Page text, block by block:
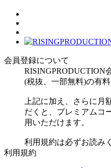
会員登録について
RISINGPRODUCTION
(税抜、一部無料)の有料
上記に加え、さらに月
だくと、プレミアムコ
用いただけます。
利用規約は必ずお読み
利用規約